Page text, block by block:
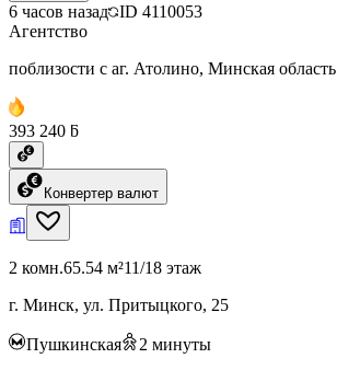
6 часов назад ID 4110053
Агентство
поблизости с аг. Атолино, Минская область
393 240 ƃ
Конвертер валют
2 комн.65.54 м²11/18 этаж
г. Минск, ул. Притыцкого, 25
Пушкинская 2 минуты